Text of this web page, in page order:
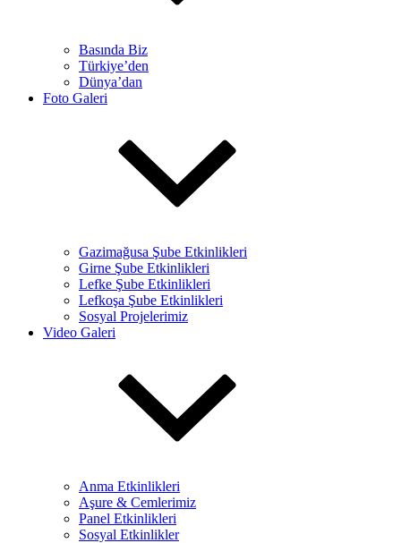
Basında Biz
Türkiye’den
Dünya’dan
Foto Galeri
Gazimağusa Şube Etkinlikleri
Girne Şube Etkinlikleri
Lefke Şube Etkinlikleri
Lefkoşa Şube Etkinlikleri
Sosyal Projelerimiz
Video Galeri
Anma Etkinlikleri
Aşure & Cemlerimiz
Panel Etkinlikleri
Sosyal Etkinlikler